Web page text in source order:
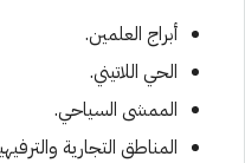
أبراج العلمين.
الحي اللاتيني.
الممشى السياحي.
المناطق التجارية